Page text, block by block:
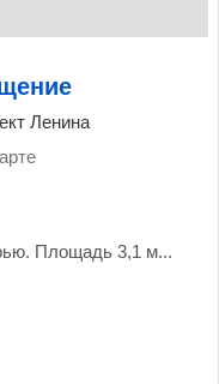
Ленина
Площадь 3,1 м...